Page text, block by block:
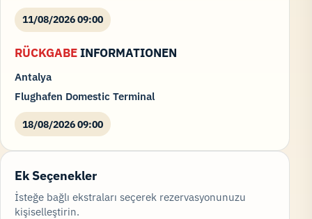
11/08/2026 09:00
RÜCKGABEINFORMATIONEN
Antalya
Flughafen Domestic Terminal
18/08/2026 09:00
Ek Seçenekler
İsteğe bağlı ekstraları seçerek rezervasyonunuzu
kişiselleştirin.